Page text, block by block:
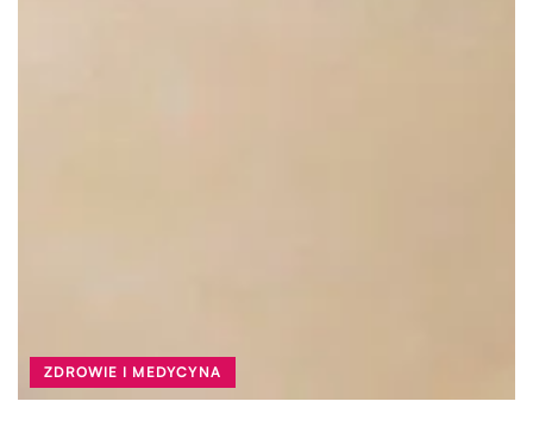
ZDROWIE I MEDYCYNA